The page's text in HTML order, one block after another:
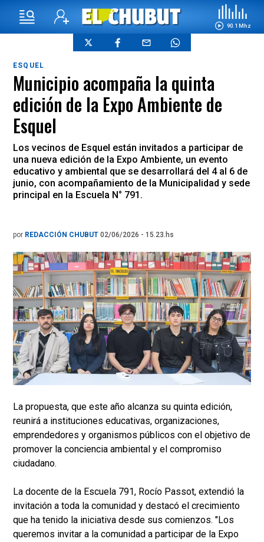
90.1 Mhz
ESQUEL
Municipio acompaña la quinta
edición de la Expo Ambiente de
Esquel
Los vecinos de Esquel están invitados a participar de
una nueva edición de la Expo Ambiente, un evento
educativo y ambiental que se desarrollará del 4 al 6 de
junio, con acompañamiento de la Municipalidad y sede
principal en la Escuela N° 791.
por REDACCIÓN CHUBUT 02/06/2026 - 15.23.hs
La propuesta, que este año alcanza su quinta edición,
reunirá a instituciones educativas, organizaciones,
emprendedores y organismos públicos con el objetivo de
promover la conciencia ambiental y el compromiso
ciudadano.
La docente de la Escuela 791, Rocío Passot, extendió la
invitación a toda la comunidad y destacó el crecimiento
que ha tenido la iniciativa desde sus comienzos. "Los
queremos invitar a la comunidad a participar de la Expo